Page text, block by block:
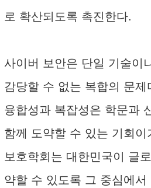
로 확산되도록 촉진한다.
사이버 보안은 단일 기술이
감당할 수 없는 복합의 문제
융합성과 복잡성은 학문과
함께 도약할 수 있는 기회이
보호학회는 대한민국이 글
약할 수 있도록 그 중심에서